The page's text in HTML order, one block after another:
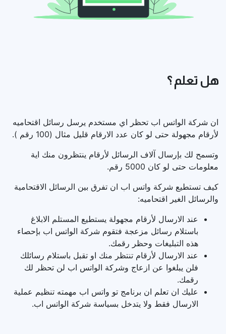
هل تعلم ؟
ان شركة الواتس اب تحظر اي مستخدم يرسل رسائل اقتحاميه
لأرقام مجهولة حتى لو كان عدد الارقام قليل مثال (100 رقم ).
وتسمح لك بإرسال آلاف الرسائل لأرقام ينتظرون منك اية
معلومات حتى لو كان 5000 رقم.
كيف تستطيع شركة واتس اب ان تفرق بين الرسائل الاقتحامية
والرسائل الغير اقتحاميه:
عند الارسال لأرقام مجهولة يستطيع المستلم الابلاغ
باستلام رسائل مزعجة فتقوم شركة الواتس اب بإحصاء
هذه التبليغات وحظر رقمك.
عند الارسال لأرقام تنتظر منك او تقبل باستلام رسائلك
فلن يبلغوا عن ازعاج وشركة الواتس اب لن تحظر لك
رقمك.
عليك ان تعلم ان برنامج تو واتس اب مهمته تنظيم عملية
الارسال فقط ولا يتدخل بسياسة شركة الواتس اب.